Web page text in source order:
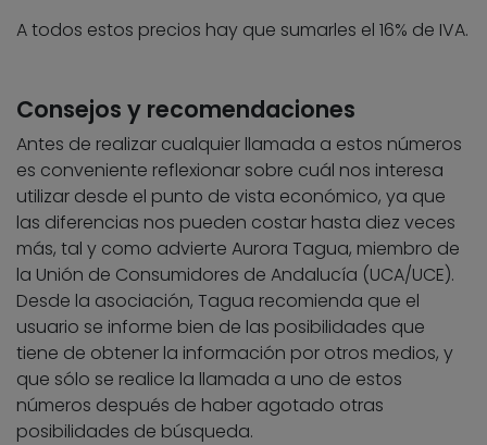
A todos estos precios hay que sumarles el 16% de IVA.
Consejos y recomendaciones
Antes de realizar cualquier llamada a estos números
es conveniente reflexionar sobre cuál nos interesa
utilizar desde el punto de vista económico, ya que
las diferencias nos pueden costar hasta diez veces
más, tal y como advierte Aurora Tagua, miembro de
la Unión de Consumidores de Andalucía (UCA/UCE).
Desde la asociación, Tagua recomienda que el
usuario se informe bien de las posibilidades que
tiene de obtener la información por otros medios, y
que sólo se realice la llamada a uno de estos
números después de haber agotado otras
posibilidades de búsqueda.